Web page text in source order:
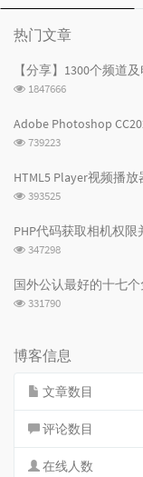
文
热门文章
【分享】1300个频道
浏
次
数:
1847666
Adobe Photoshop
浏
次
数:
739223
HTML5 Player视频播
浏
次
数:
393525
PHP代码获取相机权
浏
次
数:
347298
国外公认最好的十七
浏
数:
331790
博客信息
文章数目
评论数目
在线人数